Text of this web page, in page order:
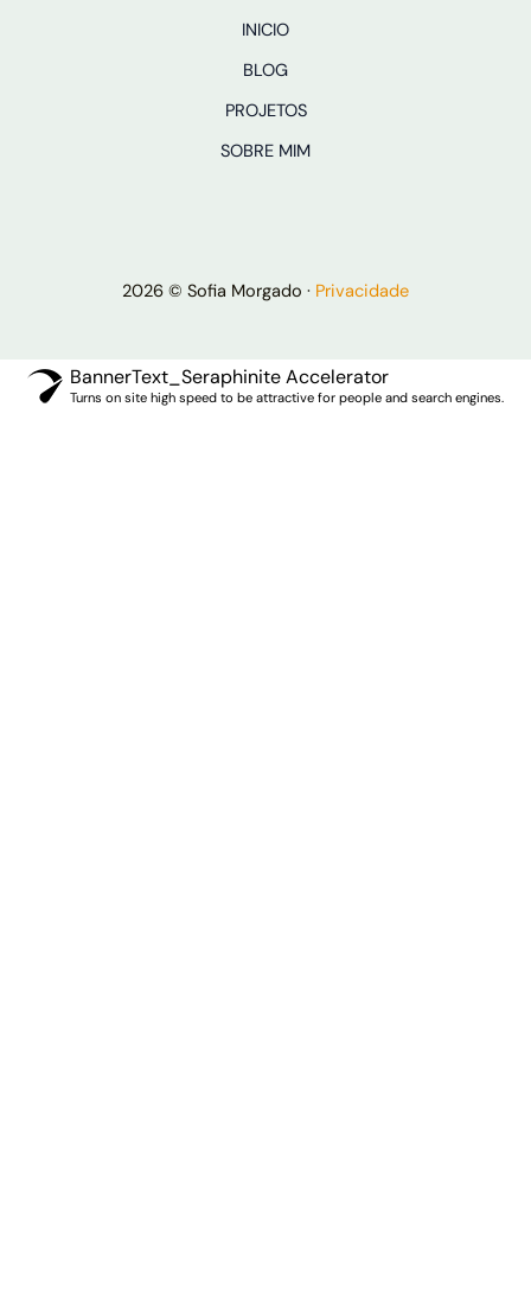
INICIO
BLOG
PROJETOS
SOBRE MIM
2026 © Sofia Morgado · Privacidade
BannerText_Seraphinite Accelerator
Turns on site high speed to be attractive for people and search engines.